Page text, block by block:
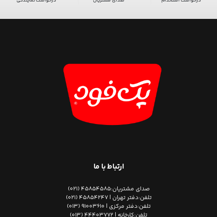
ارتباط با ما
صدای مشتریان:45854585 (021)
تلفن:دفتر تهران | 45854247 (021)
تلفن:دفتر مرکزی | 91003610 (013)